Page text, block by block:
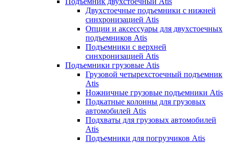
Двухстоечные подъемники с нижней
синхронизацией Atis
Опции и аксессуары для двухстоечных
подъемников Atis
Подъемники с верхней
синхронизацией Atis
Подъемники грузовые Atis
Грузовой четырехстоечный подъемник
Atis
Ножничные грузовые подъемники Atis
Подкатные колонны для грузовых
автомобилей Atis
Подхваты для грузовых автомобилей
Atis
Подъемники для погрузчиков Atis